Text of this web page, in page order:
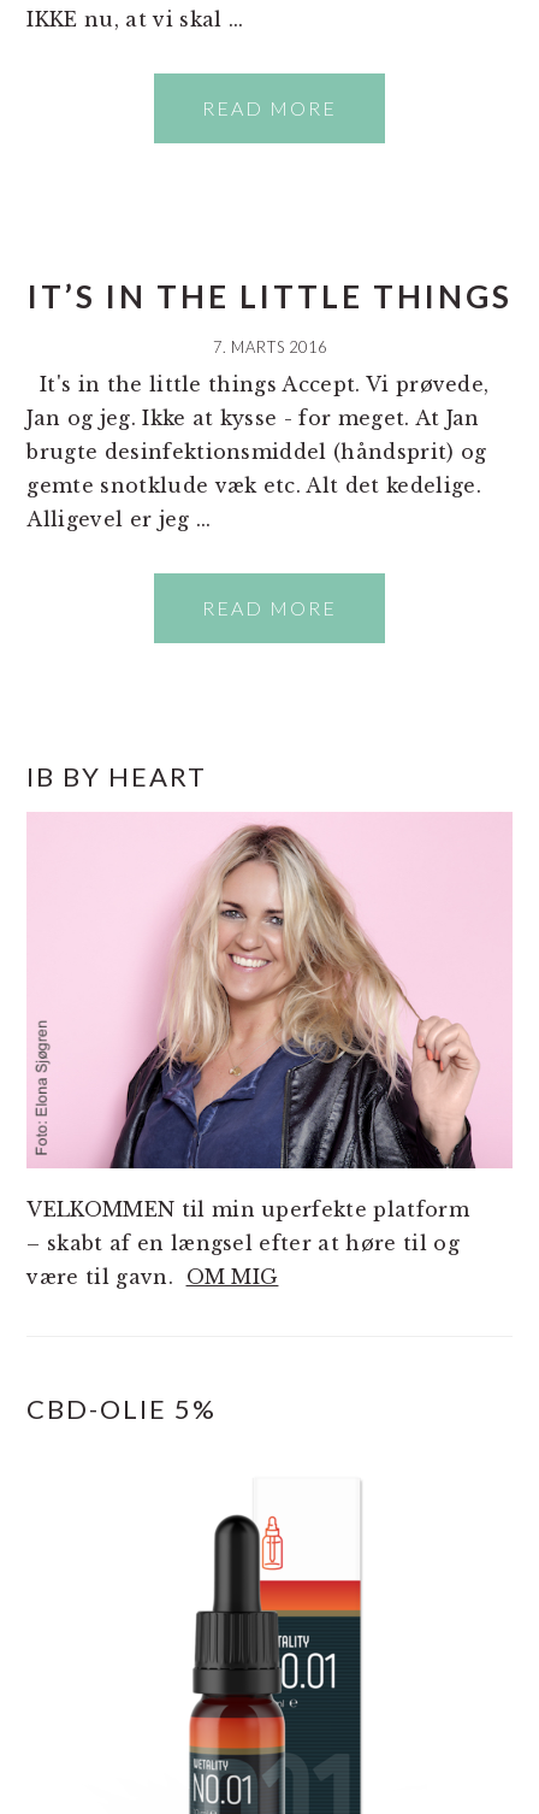
IKKE nu, at vi skal ...
READ MORE
IT’S IN THE LITTLE THINGS
7. MARTS 2016
It's in the little things Accept. Vi prøvede,
Jan og jeg. Ikke at kysse - for meget. At Jan
brugte desinfektionsmiddel (håndsprit) og
gemte snotklude væk etc. Alt det kedelige.
Alligevel er jeg ...
READ MORE
SIDEBAR
IB BY HEART
VELKOMMEN til min uperfekte platform
– skabt af en længsel efter at høre til og
være til gavn. OM MIG
CBD-OLIE 5%